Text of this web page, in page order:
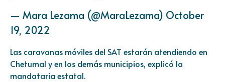
— Mara Lezama (@MaraLezama) October
19, 2022
Las caravanas móviles del SAT estarán atendiendo en
Chetumal y en los demás municipios, explicó la
mandataria estatal.